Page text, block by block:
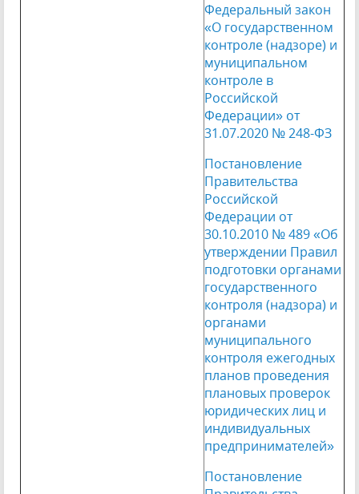
Федеральный закон
«О государственном
контроле (надзоре) и
муниципальном
контроле в
Российской
Федерации» от
31.07.2020 № 248-ФЗ
Постановление
Правительства
Российской
Федерации от
30.10.2010 № 489 «Об
утверждении Правил
подготовки органами
государственного
контроля (надзора) и
органами
муниципального
контроля ежегодных
планов проведения
плановых проверок
юридических лиц и
индивидуальных
предпринимателей»
Постановление